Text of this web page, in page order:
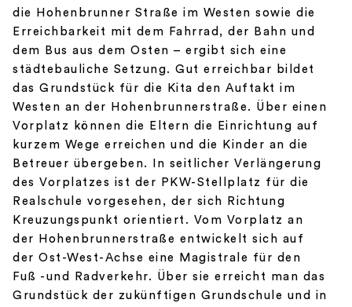
die Hohenbrunner Straße im Westen sowie die
Erreichbarkeit mit dem Fahrrad, der Bahn und
dem Bus aus dem Osten – ergibt sich eine
städtebauliche Setzung. Gut erreichbar bildet
das Grundstück für die Kita den Auftakt im
Westen an der Hohenbrunnerstraße. Über einen
Vorplatz können die Eltern die Einrichtung auf
kurzem Wege erreichen und die Kinder an die
Betreuer übergeben. In seitlicher Verlängerung
des Vorplatzes ist der PKW-Stellplatz für die
Realschule vorgesehen, der sich Richtung
Kreuzungspunkt orientiert. Vom Vorplatz an
der Hohenbrunnerstraße entwickelt sich auf
der Ost-West-Achse eine Magistrale für den
Fuß -und Radverkehr. Über sie erreicht man das
Grundstück der zukünftigen Grundschule und in